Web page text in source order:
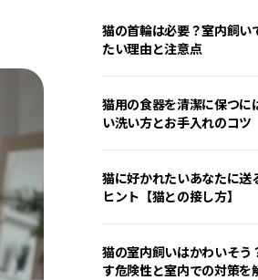
猫の首輪は必要？室内飼い
たい理由と注意点
猫用の食器を清潔に保つに
い洗い方とお手入れのコツ
猫に好かれたいあなたに送
ヒント【猫との接し方】
猫の室内飼いはかわいそう
す危険性と室内での対策を